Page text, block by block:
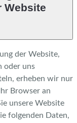
Website
der Website,
oder uns
erheben wir nur
Browser an
unsere Website
folgenden Daten,